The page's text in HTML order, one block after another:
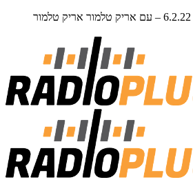
אריק טלמור